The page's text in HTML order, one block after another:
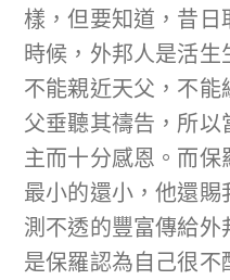
樣，但要知道，昔
時候，外邦人是活生
不能親近天父，不
父垂聽其禱告，所
主而十分感恩。而
最小的還小，他還
測不透的豐富傳給
是保羅認為自己很